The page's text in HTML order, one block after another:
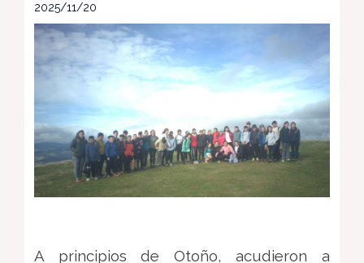
2025/11/20
A principios de Otoño, acudieron a